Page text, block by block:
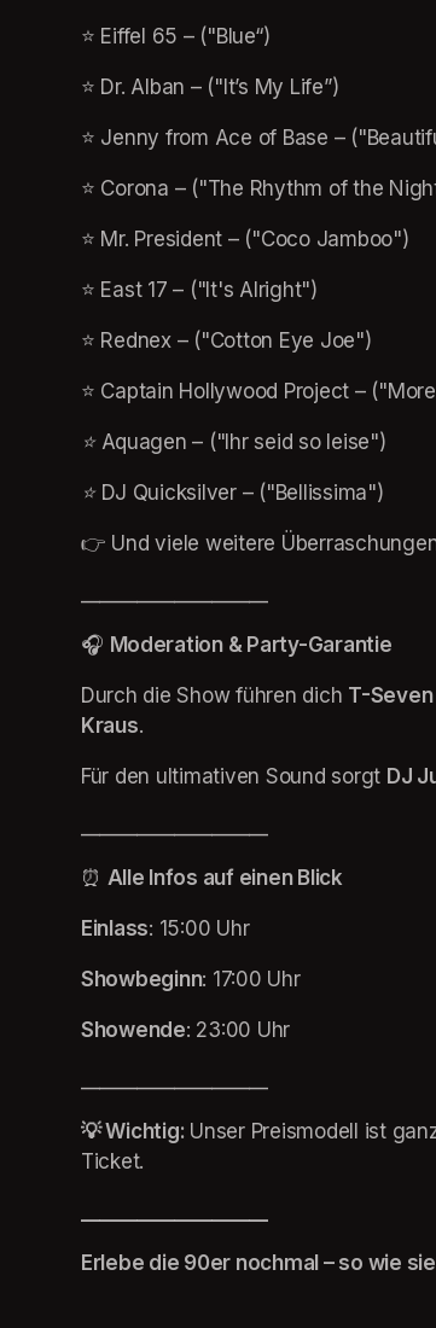
⭐️ Eiffel 65 – ("Blue“)
⭐️ Dr. Alban – ("It’s My Life”)
⭐️ Jenny from Ace of Base –
⭐️ Corona – ("The Rhythm of the
⭐️ Mr. President – ("Coco Jamboo")
⭐️ East 17 – ("It's Alright")
⭐️ Rednex – ("Cotton Eye Joe")
⭐️ Captain Hollywood Project –
⭐️ Aquagen – ("Ihr seid so leise")
⭐️ DJ Quicksilver – ("Bellissima")
👉 Und viele weitere
____________________
🎧 Moderation & Party-Garantie
Durch die Show führen dich T-Seven
Kraus.
Für den ultimativen Sound sorgt DJ
____________________
⏰ Alle Infos auf einen Blick
Einlass: 15:00 Uhr
Showbeginn: 17:00 Uhr
Showende: 23:00 Uhr
____________________
💡 Wichtig: Unser Preismodell ist
Ticket.
Erlebe die 90er nochmal – so wie